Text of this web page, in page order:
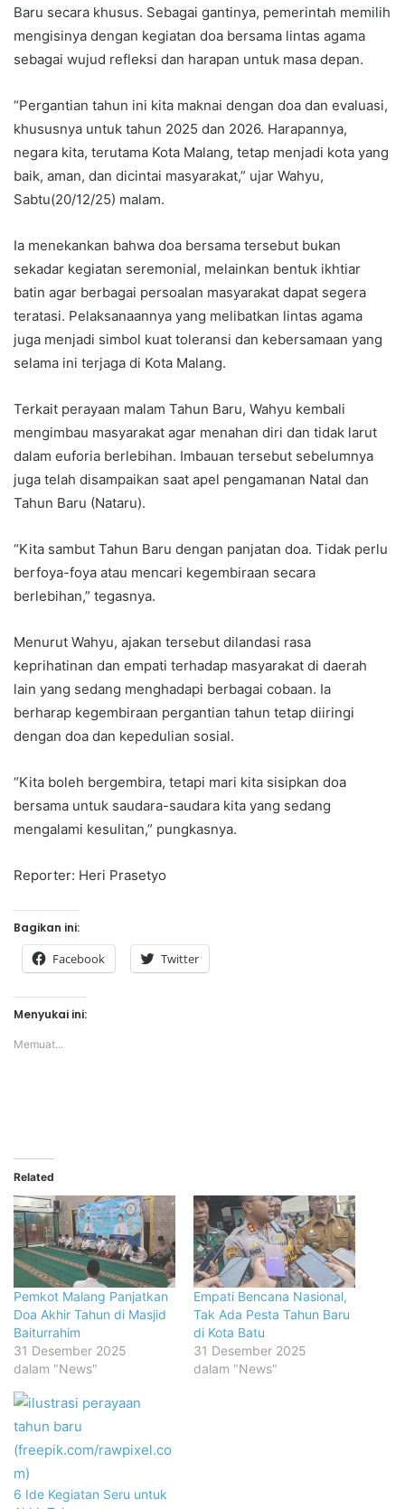
Baru secara khusus. Sebagai gantinya, pemerintah memilih
mengisinya dengan kegiatan doa bersama lintas agama
sebagai wujud refleksi dan harapan untuk masa depan.
“Pergantian tahun ini kita maknai dengan doa dan evaluasi,
khususnya untuk tahun 2025 dan 2026. Harapannya,
negara kita, terutama Kota Malang, tetap menjadi kota yang
baik, aman, dan dicintai masyarakat,” ujar Wahyu,
Sabtu(20/12/25) malam.
Ia menekankan bahwa doa bersama tersebut bukan
sekadar kegiatan seremonial, melainkan bentuk ikhtiar
batin agar berbagai persoalan masyarakat dapat segera
teratasi. Pelaksanaannya yang melibatkan lintas agama
juga menjadi simbol kuat toleransi dan kebersamaan yang
selama ini terjaga di Kota Malang.
Terkait perayaan malam Tahun Baru, Wahyu kembali
mengimbau masyarakat agar menahan diri dan tidak larut
dalam euforia berlebihan. Imbauan tersebut sebelumnya
juga telah disampaikan saat apel pengamanan Natal dan
Tahun Baru (Nataru).
“Kita sambut Tahun Baru dengan panjatan doa. Tidak perlu
berfoya-foya atau mencari kegembiraan secara
berlebihan,” tegasnya.
Menurut Wahyu, ajakan tersebut dilandasi rasa
keprihatinan dan empati terhadap masyarakat di daerah
lain yang sedang menghadapi berbagai cobaan. Ia
berharap kegembiraan pergantian tahun tetap diiringi
dengan doa dan kepedulian sosial.
“Kita boleh bergembira, tetapi mari kita sisipkan doa
bersama untuk saudara-saudara kita yang sedang
mengalami kesulitan,” pungkasnya.
Reporter: Heri Prasetyo
Bagikan ini:
Facebook Twitter
Menyukai ini:
Memuat...
Related
Pemkot Malang Panjatkan
Doa Akhir Tahun di Masjid
Baiturrahim
31 Desember 2025
dalam "News"
Empati Bencana Nasional,
Tak Ada Pesta Tahun Baru
di Kota Batu
31 Desember 2025
dalam "News"
6 Ide Kegiatan Seru untuk